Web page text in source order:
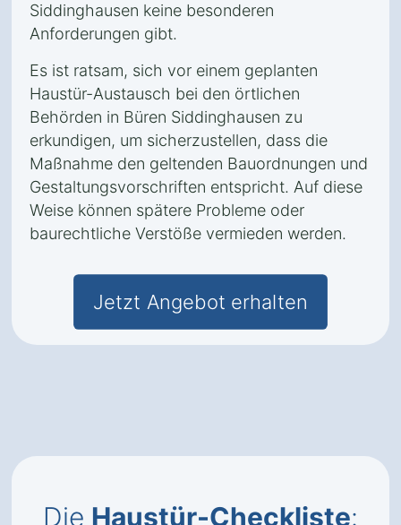
Siddinghausen keine besonderen
Anforderungen gibt.
Es ist ratsam, sich vor einem geplanten
Haustür-Austausch bei den örtlichen
Behörden in Büren Siddinghausen zu
erkundigen, um sicherzustellen, dass die
Maßnahme den geltenden Bauordnungen und
Gestaltungsvorschriften entspricht. Auf diese
Weise können spätere Probleme oder
baurechtliche Verstöße vermieden werden.
Jetzt Angebot erhalten
Die Haustür-Checkliste: